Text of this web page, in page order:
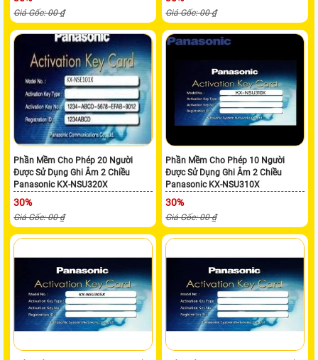
Giá Gốc: 00 ₫ Giá Gốc: 00 ₫
Phần Mềm Cho Phép 20 Người
Được Sử Dụng Ghi Âm 2 Chiều
Panasonic KX-NSU320X
30%
Giá Gốc: 00 ₫
Phần Mềm Cho Phép 10 Người
Được Sử Dụng Ghi Âm 2 Chiều
Panasonic KX-NSU310X
30%
Giá Gốc: 00 ₫